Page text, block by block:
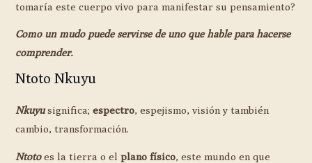
tomaría este cuerpo vivo para manifestar su pensamiento?
Como un mudo puede servirse de uno que hable para hacerse
comprender.
Ntoto Nkuyu
Nkuyusignifica;espectro, espejismo, visión y también
cambio, transformación.
Ntotoes la tierra o elplano físico, este mundo en que